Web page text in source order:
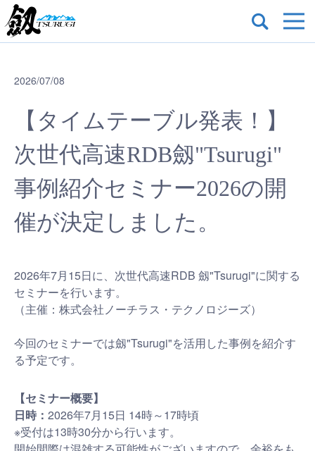
2026/07/08
【タイムテーブル発表！】
次世代高速RDB劔"Tsurugi"
事例紹介セミナー2026の開
催が決定しました。
2026年7月15日に、次世代高速RDB 劔"Tsurugi"に関する
セミナーを行います。
（主催：株式会社ノーチラス・テクノロジーズ）
今回のセミナーでは劔"Tsurugi"を活用した事例を紹介す
る予定です。
【セミナー概要】
日時： 2026年7月15日 14時～17時頃
※受付は13時30分から行います。